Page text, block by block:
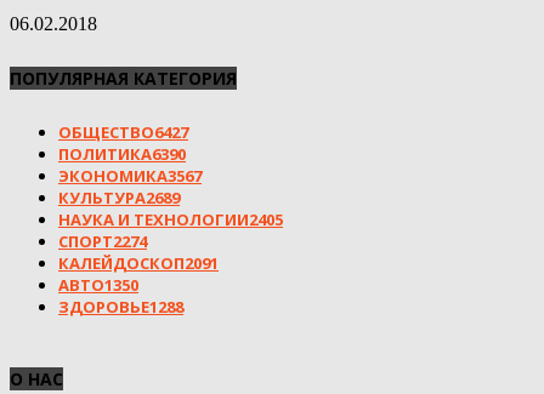
06.02.2018
ПОПУЛЯРНАЯ КАТЕГОРИЯ
ОБЩЕСТВО6427
ПОЛИТИКА6390
ЭКОНОМИКА3567
КУЛЬТУРА2689
НАУКА И ТЕХНОЛОГИИ2405
СПОРТ2274
КАЛЕЙДОСКОП2091
АВТО1350
ЗДОРОВЬЕ1288
О НАС